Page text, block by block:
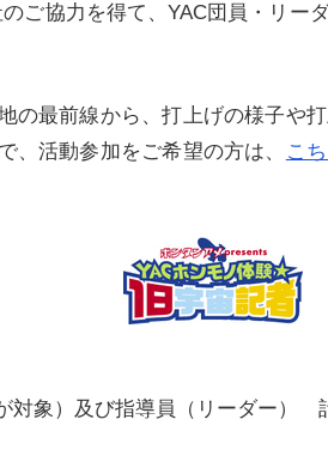
ご協力を得て、YAC団員・リー
の最前線から、打上げの様子や
、活動参加をご希望の方は、
こ
対象）及び指導員（リーダー）